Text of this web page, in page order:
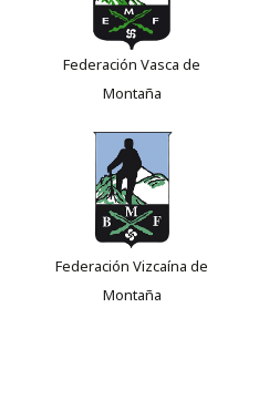
Federación Vasca de
Montaña
Federación Vizcaína de
Montaña